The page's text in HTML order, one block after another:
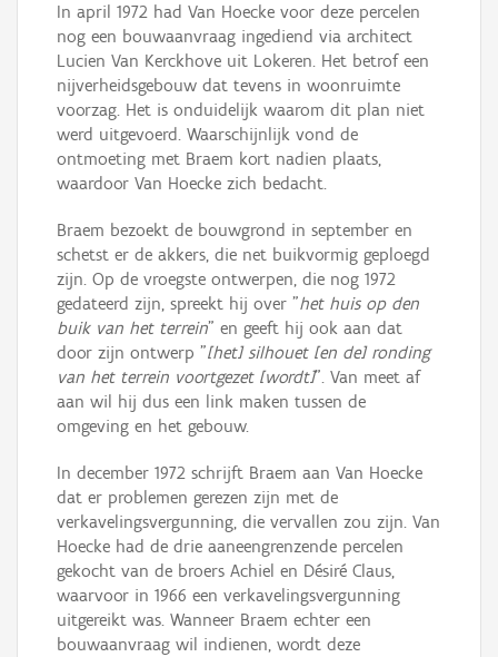
In april 1972 had Van Hoecke voor deze percelen
nog een bouwaanvraag ingediend via architect
Lucien Van Kerckhove uit Lokeren. Het betrof een
nijverheidsgebouw dat tevens in woonruimte
voorzag. Het is onduidelijk waarom dit plan niet
werd uitgevoerd. Waarschijnlijk vond de
ontmoeting met Braem kort nadien plaats,
waardoor Van Hoecke zich bedacht.
Braem bezoekt de bouwgrond in september en
schetst er de akkers, die net buikvormig geploegd
zijn. Op de vroegste ontwerpen, die nog 1972
gedateerd zijn, spreekt hij over "het huis op den
buik van het terrein" en geeft hij ook aan dat
door zijn ontwerp "[het] silhouet [en de] ronding
van het terrein voortgezet [wordt]". Van meet af
aan wil hij dus een link maken tussen de
omgeving en het gebouw.
In december 1972 schrijft Braem aan Van Hoecke
dat er problemen gerezen zijn met de
verkavelingsvergunning, die vervallen zou zijn. Van
Hoecke had de drie aaneengrenzende percelen
gekocht van de broers Achiel en Désiré Claus,
waarvoor in 1966 een verkavelingsvergunning
uitgereikt was. Wanneer Braem echter een
bouwaanvraag wil indienen, wordt deze